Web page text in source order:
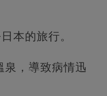
本的旅行。
泉，導致病情迅